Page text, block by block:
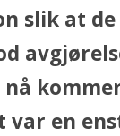
slik at
nå
var en